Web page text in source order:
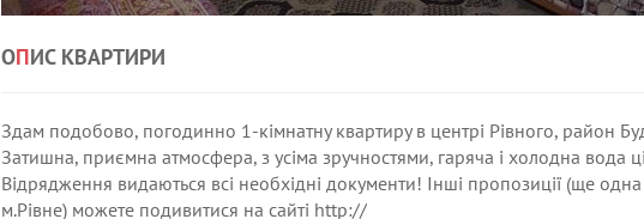
ОПИС КВАРТИРИ
Здам подобово, погодинно 1-кімнатну квартиру в центрі Рівного, район
Затишна, приємна атмосфера, з усіма зручностями, гаряча і холодна вода
Відрядження видаються всі необхідні документи! Інші пропозиції (ще
м.Рівне) можете подивитися на сайті http://